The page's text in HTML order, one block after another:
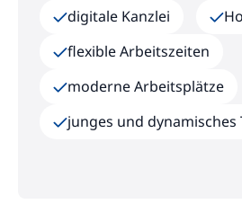
digitale Kanzlei
flexible Arbeitszeiten
moderne Arbeitsplätze
junges und dynamisches